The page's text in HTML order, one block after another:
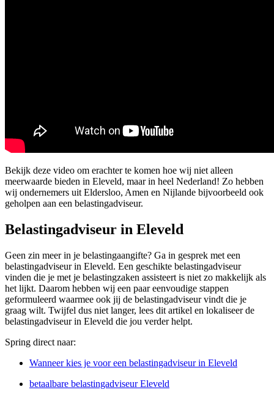
Bekijk deze video om erachter te komen hoe wij niet alleen
meerwaarde bieden in Eleveld, maar in heel Nederland! Zo hebben
wij ondernemers uit Eldersloo, Amen en Nijlande bijvoorbeeld ook
geholpen aan een belastingadviseur.
Belastingadviseur in Eleveld
Geen zin meer in je belastingaangifte? Ga in gesprek met een
belastingadviseur in Eleveld. Een geschikte belastingadviseur
vinden die je met je belastingzaken assisteert is niet zo makkelijk als
het lijkt. Daarom hebben wij een paar eenvoudige stappen
geformuleerd waarmee ook jij de belastingadviseur vindt die je
graag wilt. Twijfel dus niet langer, lees dit artikel en lokaliseer de
belastingadviseur in Eleveld die jou verder helpt.
Spring direct naar:
Wanneer kies je voor een belastingadviseur in Eleveld
betaalbare belastingadviseur Eleveld